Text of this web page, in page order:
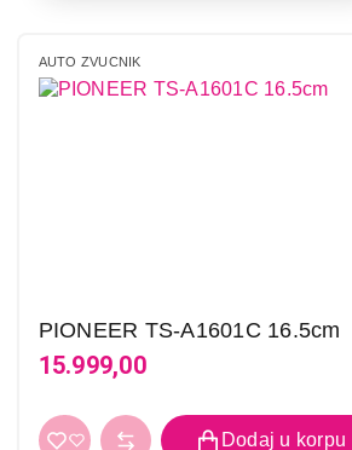
AUTO ZVUCNIK
PIONEER TS-A1601C 16.5cm
15.999,00